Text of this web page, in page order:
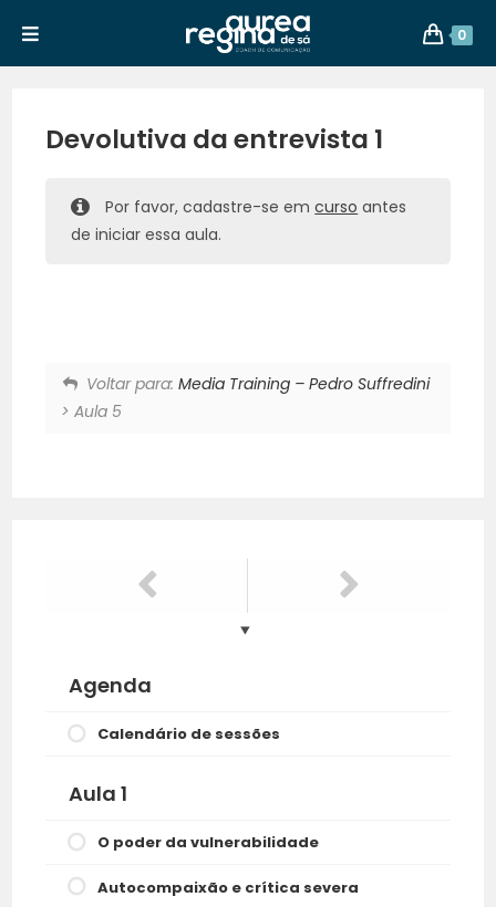
0
Devolutiva da entrevista 1
Por favor, cadastre-se emcurso antes
de iniciar essa aula.
Voltar para: Media Training – Pedro Suffredini
> Aula 5
Agenda
Calendário de sessões
Aula 1
O poder da vulnerabilidade
Autocompaixão e crítica severa